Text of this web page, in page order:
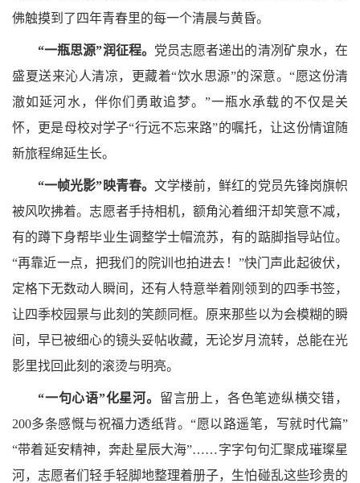
佛触摸到了四年青春里的每一个清晨与黄昏。
“一瓶思源”润征程。 党员志愿者递出的清冽矿泉水，在
盛夏送来沁人清凉，更藏着“饮水思源”的深意。“愿这份清
澈如延河水，伴你们勇敢追梦。”一瓶水承载的不仅是关
怀，更是母校对学子“行远不忘来路”的嘱托，让这份情谊随
新旅程绵延生长。
“一帧光影”映青春。 文学楼前，鲜红的党员先锋岗旗帜
被风吹拂着。志愿者手持相机，额角沁着细汗却笑意不减，
有的蹲下身帮毕业生调整学士帽流苏，有的踮脚指导站位。
“再靠近一点，把我们的院训也拍进去！”快门声此起彼伏，
定格下无数动人瞬间，还有人特意举着刚领到的四季书签，
让四季校园景与此刻的笑颜同框。原来那些以为会模糊的瞬
间，早已被细心的镜头妥帖收藏，无论岁月流转，总能在光
影里找回此刻的滚烫与明亮。
“一句心语”化星河。 留言册上，各色笔迹纵横交错，
200多条感慨与祝福力透纸背。“愿以路遥笔，写就时代篇”
“带着延安精神，奔赴星辰大海”……字字句句汇聚成璀璨星
河，志愿者们轻手轻脚地整理着册子，生怕碰乱这些珍贵的